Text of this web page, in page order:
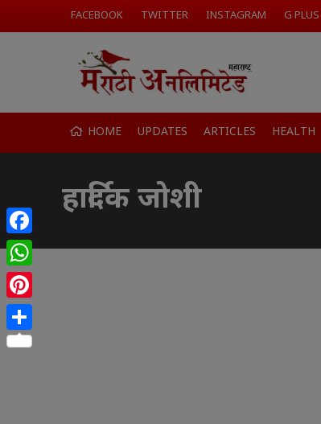
FACEBOOK TWITTER INSTAGRAM G PLUS
HOME UPDATES ARTICLES HEALTH
हार्दिक जोशी
Facebook
WhatsApp
Pinterest
Share